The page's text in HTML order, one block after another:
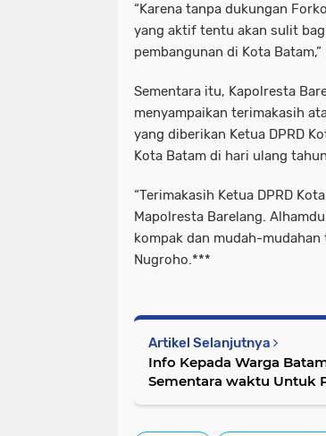
“Karena tanpa dukungan
yang aktif tentu akan sulit
pembangunan di Kota Batam,”
Sementara itu, Kapolresta
menyampaikan terimakasih
yang diberikan Ketua DPRD
Kota Batam di hari ulang
“Terimakasih Ketua DPRD
Mapolresta Barelang.
kompak dan mudah-mudahan
Nugroho.***
Artikel Selanjutnya
Info Kepada Warga
Sementara waktu Untuk